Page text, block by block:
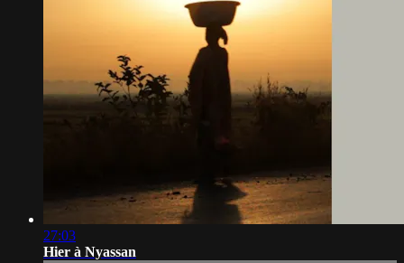
27:03
Hier à Nyassan